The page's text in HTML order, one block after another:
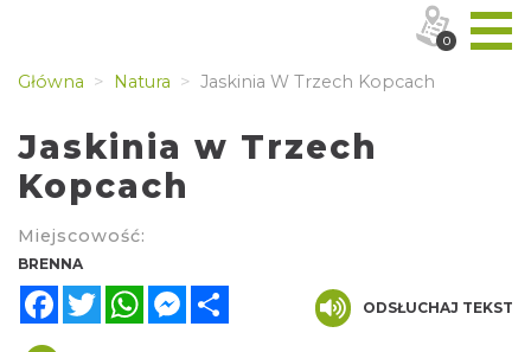
Główna Natura Jaskinia W Trzech Kopcach
Jaskinia w Trzech
Kopcach
Miejscowość:
BRENNA
FacebookTwitterWhatsAppMessenger
ODSŁUCHAJ TEKST
0